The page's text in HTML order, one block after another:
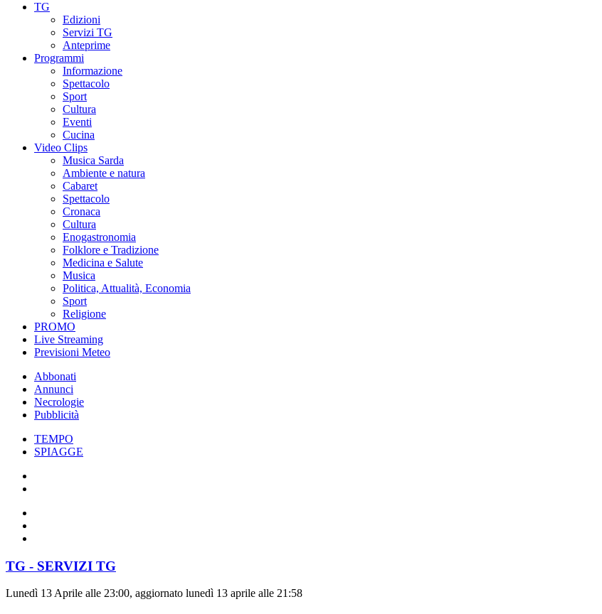
TG
Edizioni
Servizi TG
Anteprime
Programmi
Informazione
Spettacolo
Sport
Cultura
Eventi
Cucina
Video Clips
Musica Sarda
Ambiente e natura
Cabaret
Spettacolo
Cronaca
Cultura
Enogastronomia
Folklore e Tradizione
Medicina e Salute
Musica
Politica, Attualità, Economia
Sport
Religione
PROMO
Live Streaming
Previsioni Meteo
Abbonati
Annunci
Necrologie
Pubblicità
TEMPO
SPIAGGE
TG - SERVIZI TG
Lunedì 13 Aprile alle 23:00, aggiornato lunedì 13 aprile alle 21:58